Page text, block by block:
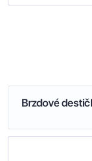
Brzdové